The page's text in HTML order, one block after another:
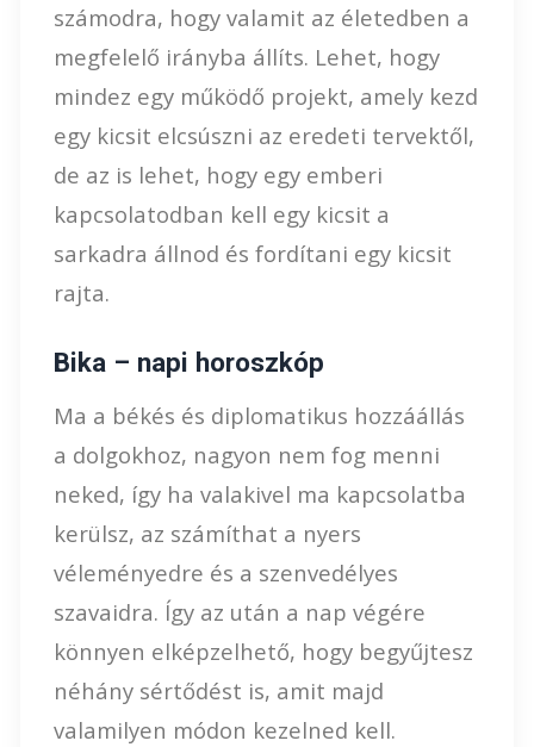
számodra, hogy valamit az életedben a
megfelelő irányba állíts. Lehet, hogy
mindez egy működő projekt, amely kezd
egy kicsit elcsúszni az eredeti tervektől,
de az is lehet, hogy egy emberi
kapcsolatodban kell egy kicsit a
sarkadra állnod és fordítani egy kicsit
rajta.
Bika – napi horoszkóp
Ma a békés és diplomatikus hozzáállás
a dolgokhoz, nagyon nem fog menni
neked, így ha valakivel ma kapcsolatba
kerülsz, az számíthat a nyers
véleményedre és a szenvedélyes
szavaidra. Így az után a nap végére
könnyen elképzelhető, hogy begyűjtesz
néhány sértődést is, amit majd
valamilyen módon kezelned kell.